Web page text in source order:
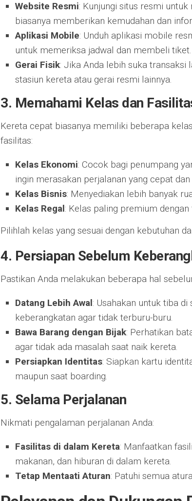
Website Resmi: Kunjungi situs resmi
biasanya memberikan kemudahan dan
Aplikasi Mobile: Unduh aplikasi mobile
untuk memeriksa jadwal dan membeli tiket.
Gerai Fisik: Jika Anda lebih suka transaksi
stasiun kereta atau gerai resmi lainnya.
3. Memahami Kelas dan
Kereta cepat biasanya memiliki beberapa
fasilitas:
Kelas Ekonomi: Cocok bagi penumpang
ingin merasakan perjalanan yang cepat dan
Kelas Bisnis: Menyediakan lebih banyak
Kelas Regal: Kelas paling premium
Pilihlah kelas yang sesuai dengan kebutuhan
4. Persiapan Sebelum
Pastikan Anda melakukan beberapa hal
Datang Lebih Awal: Usahakan untuk tiba
keberangkatan agar tidak terburu-buru.
Bawa Barang dengan Bijak: Perhatikan
agar tidak ada masalah saat naik kereta.
Persiapkan Identitas: Siapkan kartu
maupun saat boarding.
5. Selama Perjalanan
Nikmati pengalaman perjalanan Anda:
Fasilitas di dalam Kereta: Manfaatkan
makanan, dan hiburan di dalam kereta.
Tetap Mentaati Aturan: Patuhi semua